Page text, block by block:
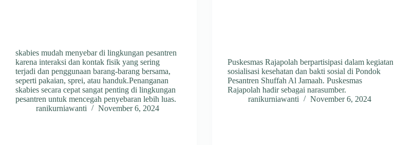
skabies mudah menyebar di lingkungan pesantren
karena interaksi dan kontak fisik yang sering
terjadi dan penggunaan barang-barang bersama,
seperti pakaian, sprei, atau handuk.Penanganan
skabies secara cepat sangat penting di lingkungan
pesantren untuk mencegah penyebaran lebih luas.
ranikurniawanti
November 6, 2024
Puskesmas Rajapolah berpartisipasi dalam kegiatan
sosialisasi kesehatan dan bakti sosial di Pondok
Pesantren Shuffah Al Jamaah. Puskesmas
Rajapolah hadir sebagai narasumber.
ranikurniawanti
November 6, 2024